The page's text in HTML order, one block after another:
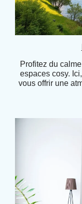
Profitez du
espaces cosy.
vous offrir une